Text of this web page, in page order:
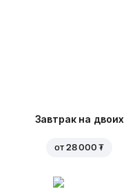
Завтрак на двоих
от 28 000 ₮